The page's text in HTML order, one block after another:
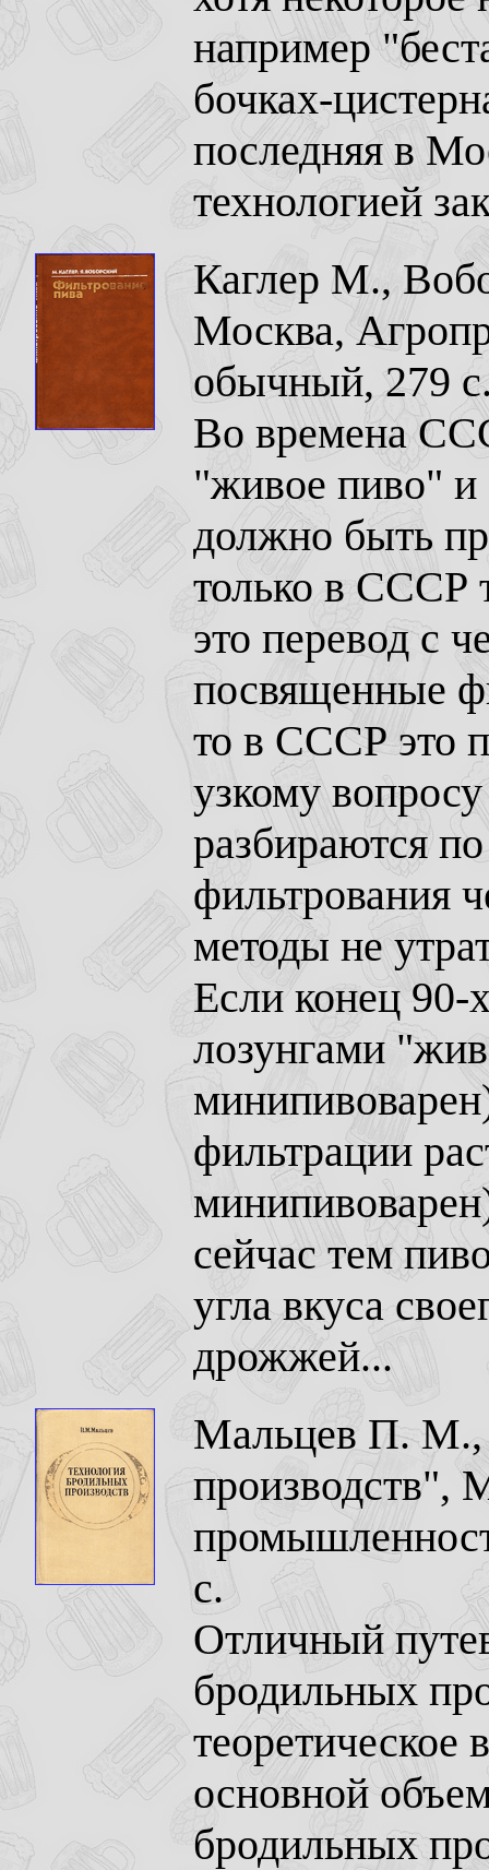
например
бочках-
последняя в
технологией
Каглер М.,
Москва,
обычный, 279
Во времена
"живое пиво" и
должно быть
только в СССР
это перевод с
посвященные
то в СССР это
узкому
разбираются
фильтрования
методы не
Если конец 90-
лозунгами
фильтрации
сейчас тем
угла вкуса
дрожжей...
Мальцев П. М.,
производств",
с.
Отличный
бродильных
теоретическое
основной
бродильных